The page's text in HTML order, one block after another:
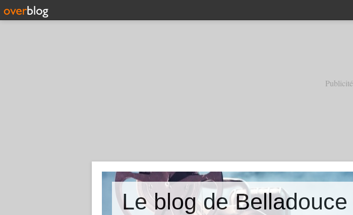
Publicité
Le blog de Belladouce